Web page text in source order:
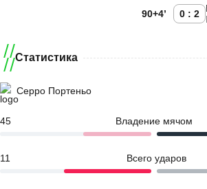
0 : 2
90+4’
Статистика
Серро Портеньо
45 Владение мячом
11 Всего ударов